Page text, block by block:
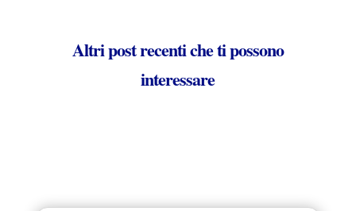
Altri post recenti che ti possono
interessare